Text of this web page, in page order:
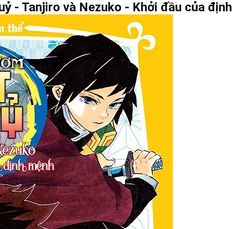
- Tanjiro và Nezuko - Khởi đầu của